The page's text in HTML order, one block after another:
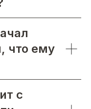
что ему
с